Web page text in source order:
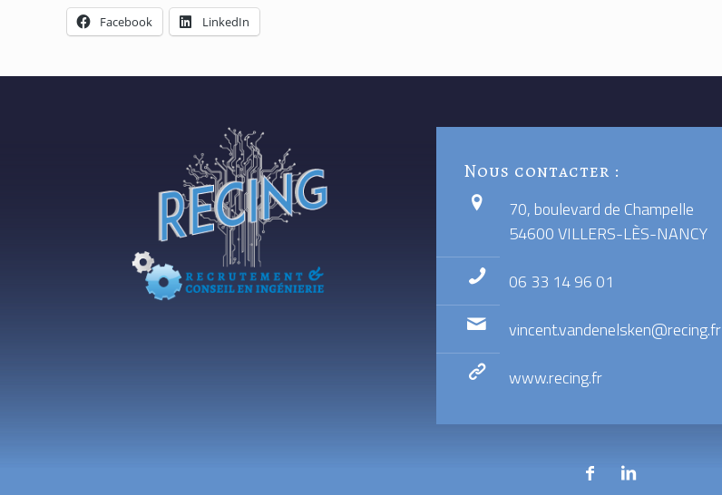
Facebook LinkedIn
Nous contacter :
70, boulevard de Champelle
54600 VILLERS-LÈS-NANCY
06 33 14 96 01
vincent.vandenelsken@recing.fr
www.recing.fr